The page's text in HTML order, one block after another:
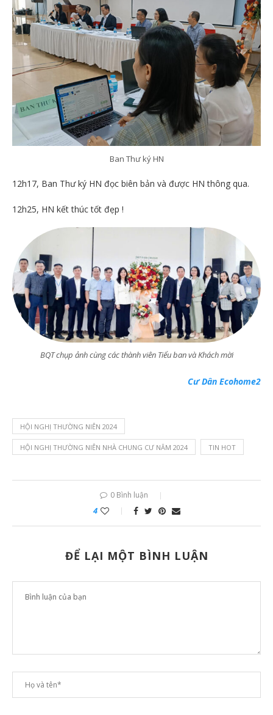
Ban Thư ký HN
12h17, Ban Thư ký HN đọc biên bản và được HN thông qua.
12h25, HN kết thúc tốt đẹp !
BQT chụp ảnh cùng các thành viên Tiểu ban và Khách mời
Cư Dân Ecohome2
HỘI NGHỊ THƯỜNG NIÊN 2024
HỘI NGHỊ THƯỜNG NIÊN NHÀ CHUNG CƯ NĂM 2024 TIN HOT
0 Bình luận
4
ĐỂ LẠI MỘT BÌNH LUẬN